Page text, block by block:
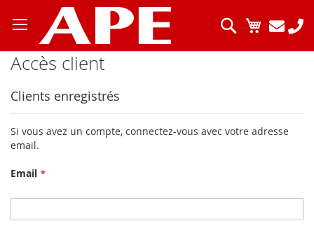
au
contenu
Mon
Chercher
Accès client
Clients enregistrés
Si vous avez un compte, connectez-vous avec votre adresse
email.
Email